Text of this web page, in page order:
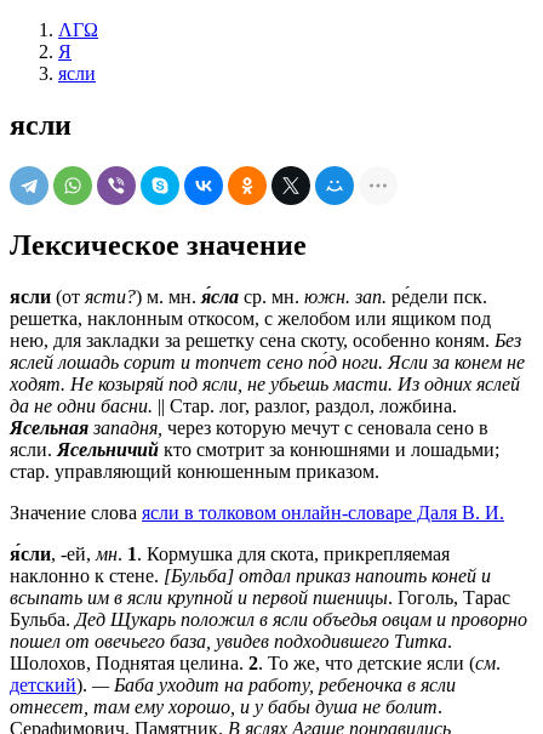
ΛΓΩ
Я
ясли
ясли
Лексическое значение
ясли (от ясти?) м. мн. я́сла ср. мн. южн. зап. ре́дели пск.
решетка, наклонным откосом, с желобом или ящиком под
нею, для закладки за решетку сена скоту, особенно коням. Без
яслей лошадь сорит и топчет сено по́д ноги. Ясли за конем не
ходят. Не козыряй под ясли, не убьешь масти. Из одних яслей
да не одни басни. || Стар. лог, разлог, раздол, ложбина.
Ясельная западня, через которую мечут с сеновала сено в
ясли. Ясельничий кто смотрит за конюшнями и лошадьми;
стар. управляющий конюшенным приказом.
Значение слова ясли в толковом онлайн-словаре Даля В. И.
я́сли, -ей, мн. 1. Кормушка для скота, прикрепляемая
наклонно к стене. [Бульба] отдал приказ напоить коней и
всыпать им в ясли крупной и первой пшеницы. Гоголь, Тарас
Бульба. Дед Щукарь положил в ясли объедья овцам и проворно
пошел от овечьего база, увидев подходившего Титка.
Шолохов, Поднятая целина. 2. То же, что детские ясли (см.
детский). — Баба уходит на работу, ребеночка в ясли
отнесет, там ему хорошо, и у бабы душа не болит.
Серафимович, Памятник. В яслях Агаше понравились